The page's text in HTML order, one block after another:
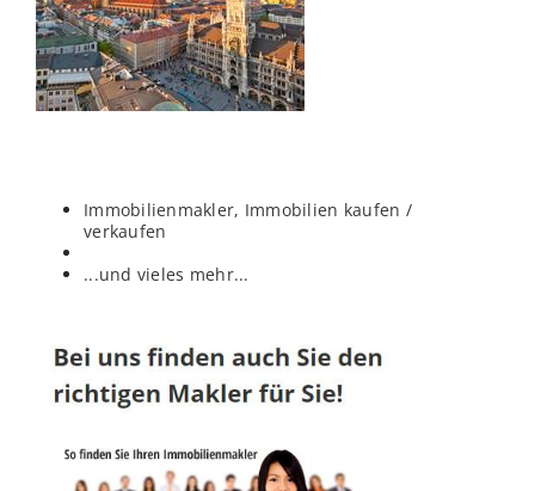
Immobilienmakler, Immobilien kaufen /
verkaufen
...und vieles mehr...